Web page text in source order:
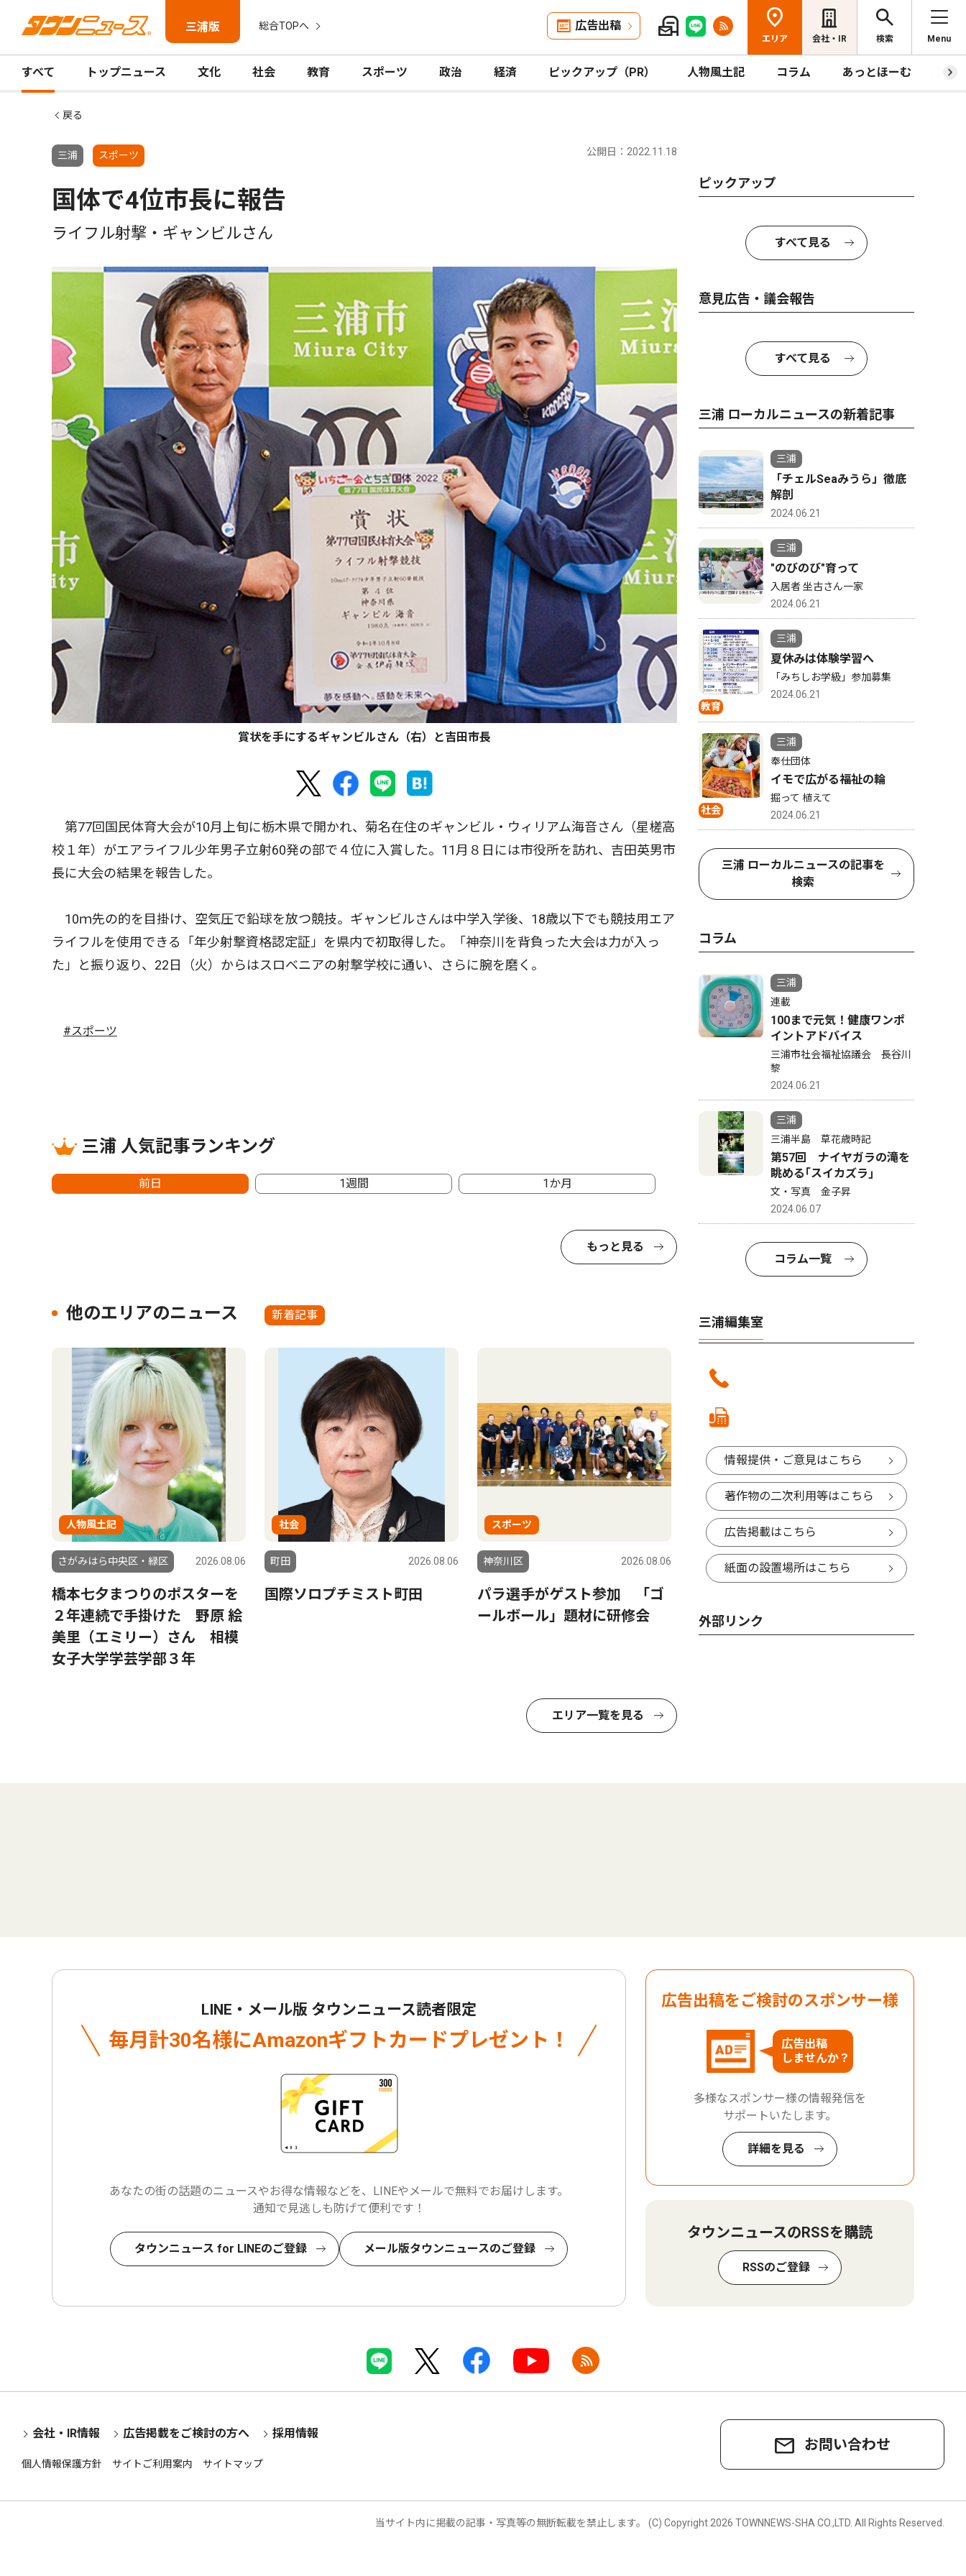
三浦版 総合TOPへ 広告出稿
エリア 会社・IR 検索 Menu
すべて トップニュース 文化 社会 教育 スポーツ 政治 経済 ピックアップ（PR） 人物風土記 コラム あっとほーむ プ
戻る
三浦 スポーツ 公開日：2022.11.18
国体で4位市長に報告
ライフル射撃・ギャンビルさん
賞状を手にするギャンビルさん（右）と吉田市長
第77回国民体育大会が10月上旬に栃木県で開かれ、菊名在住のギャンビル・ウィリアム海音さん（星槎高
校１年）がエアライフル少年男子立射60発の部で４位に入賞した。11月８日には市役所を訪れ、吉田英男市
長に大会の結果を報告した。
10ｍ先の的を目掛け、空気圧で鉛球を放つ競技。ギャンビルさんは中学入学後、18歳以下でも競技用エア
ライフルを使用できる「年少射撃資格認定証」を県内で初取得した。「神奈川を背負った大会は力が入っ
た」と振り返り、22日（火）からはスロベニアの射撃学校に通い、さらに腕を磨く。
#スポーツ
三浦 人気記事ランキング
前日 1週間 1か月
もっと見る
他のエリアのニュース 新着記事
人物風土記
さがみはら中央区・緑区 2026.08.06
橋本七夕まつりのポスターを
２年連続で手掛けた 野原 絵
美里（エミリー）さん 相模
女子大学学芸学部３年
社会
町田 2026.08.06
国際ソロプチミスト町田
スポーツ
神奈川区 2026.08.06
パラ選手がゲスト参加 「ゴ
ールボール」題材に研修会
エリア一覧を見る
ピックアップ
すべて見る
意見広告・議会報告
すべて見る
三浦 ローカルニュースの新着記事
三浦
「チェルSeaみうら」徹底
解剖
2024.06.21
三浦
"のびのび"育って
入居者 坐古さん一家
2024.06.21
教育
三浦
夏休みは体験学習へ
「みちしお学級」参加募集
2024.06.21
社会
三浦
奉仕団体
イモで広がる福祉の輪
掘って 植えて
2024.06.21
三浦 ローカルニュースの記事を
検索
コラム
三浦
連載
100まで元気！健康ワンポ
イントアドバイス
三浦市社会福祉協議会 長谷川
黎
2024.06.21
三浦
三浦半島 草花歳時記
第57回 ナイヤガラの滝を
眺める｢スイカズラ｣
文・写真 金子昇
2024.06.07
コラム一覧
三浦編集室
情報提供・ご意見はこちら
著作物の二次利用等はこちら
広告掲載はこちら
紙面の設置場所はこちら
外部リンク
LINE・メール版 タウンニュース読者限定
毎月計30名様にAmazonギフトカードプレゼント！
あなたの街の話題のニュースやお得な情報などを、LINEやメールで無料でお届けします。
通知で見逃しも防げて便利です！
タウンニュース for LINEのご登録 メール版タウンニュースのご登録
広告出稿をご検討のスポンサー様
広告出稿
しませんか？
多様なスポンサー様の情報発信を
サポートいたします。
詳細を見る
タウンニュースのRSSを購読
RSSのご登録
お問い合わせ
会社・IR情報 広告掲載をご検討の方へ 採用情報
個人情報保護方針 サイトご利用案内 サイトマップ
当サイト内に掲載の記事・写真等の無断転載を禁止します。 (C) Copyright 2026 TOWNNEWS-SHA CO.,LTD. All Rights Reserved.